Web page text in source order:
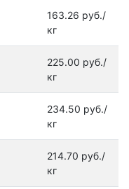
163.26 руб./
кг
225.00 руб./
кг
234.50 руб./
кг
214.70 руб./
кг